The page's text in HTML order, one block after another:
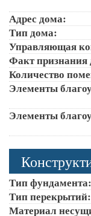
Адрес дома:
Тип дома:
Управляющая
Факт
Количество
Элементы
Элементы
Тип фундамента:
Тип перекрытий:
Материал